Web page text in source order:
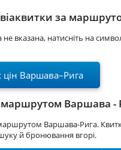
за
не вказана, натисніть на
Варшава–Рига
маршрутом Варшава -
Варшава-Рига.
й бронювання вгорі.